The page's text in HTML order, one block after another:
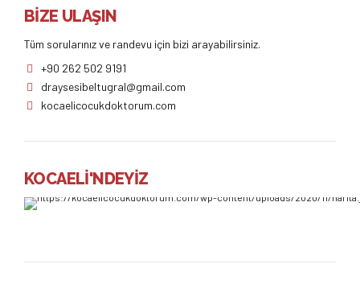
BİZE ULAŞIN
Tüm sorularınız ve randevu için bizi arayabilirsiniz.
+90 262 502 9191
draysesibeltugral@gmail.com
kocaelicocukdoktorum.com
KOCAELİ'NDEYİZ